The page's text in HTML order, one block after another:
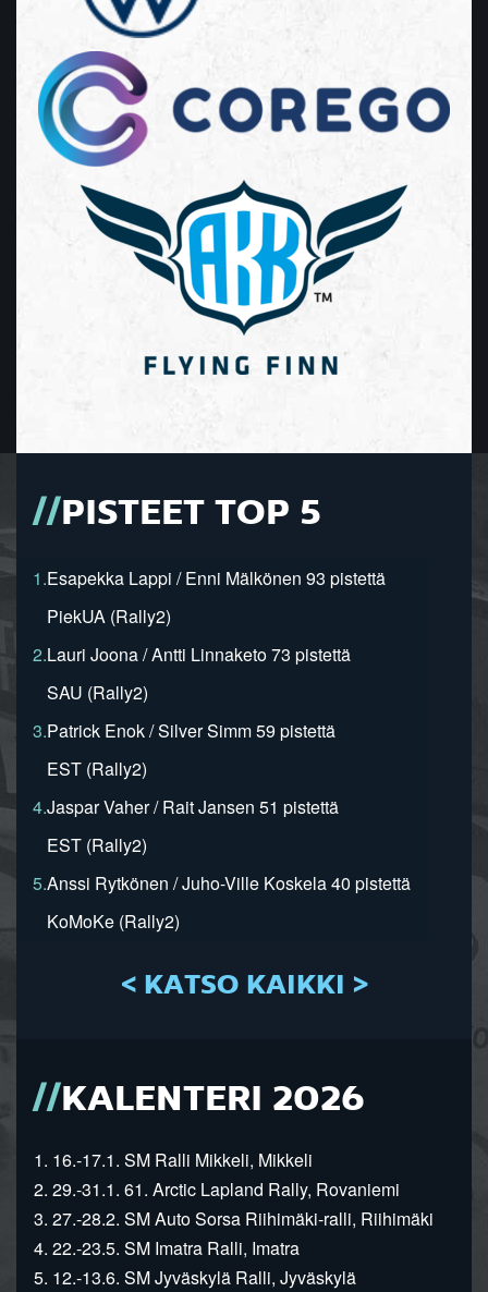
PISTEET TOP 5
1.Esapekka Lappi / Enni Mälkönen 93 pistettä
PiekUA (Rally2)
2.Lauri Joona / Antti Linnaketo 73 pistettä
SAU (Rally2)
3.Patrick Enok / Silver Simm 59 pistettä
EST (Rally2)
4.Jaspar Vaher / Rait Jansen 51 pistettä
EST (Rally2)
5.Anssi Rytkönen / Juho-Ville Koskela 40 pistettä
KoMoKe (Rally2)
< KATSO KAIKKI >
KALENTERI 2026
1. 16.-17.1. SM Ralli Mikkeli, Mikkeli
2. 29.-31.1. 61. Arctic Lapland Rally, Rovaniemi
3. 27.-28.2. SM Auto Sorsa Riihimäki-ralli, Riihimäki
4. 22.-23.5. SM Imatra Ralli, Imatra
5. 12.-13.6. SM Jyväskylä Ralli, Jyväskylä